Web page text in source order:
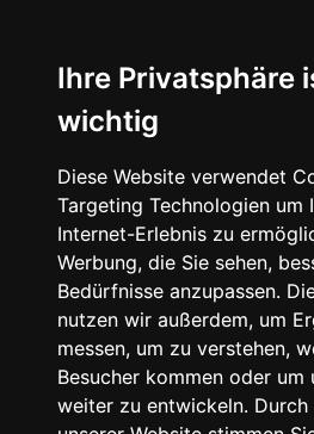
Ihre Privatsphäre
wichtig
Diese Website verwendet
Targeting Technologien um
Internet-Erlebnis zu
Werbung, die Sie sehen,
Bedürfnisse anzupassen.
nutzen wir außerdem, um
messen, um zu verstehen,
Besucher kommen oder um
weiter zu entwickeln.